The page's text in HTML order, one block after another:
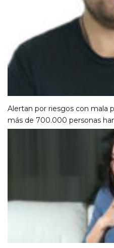
Alertan por riesgos con mala
más de 700.000 personas